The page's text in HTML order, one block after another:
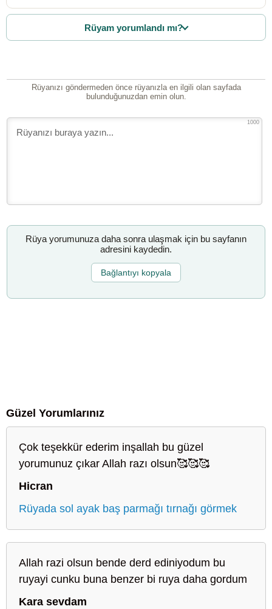
Rüyam yorumlandı mı?
Rüyanızı göndermeden önce rüyanızla en ilgili olan sayfada
bulunduğunuzdan emin olun.
1000
Rüya yorumunuza daha sonra ulaşmak için bu sayfanın
adresini kaydedin.
Bağlantıyı kopyala
Güzel Yorumlarınız
Çok teşekkür ederim inşallah bu güzel
yorumunuz çıkar Allah razı olsun🥰🥰🥰
Hicran
Rüyada sol ayak baş parmağı tırnağı görmek
Allah razi olsun bende derd ediniyodum bu
ruyayi cunku buna benzer bi ruya daha gordum
Kara sevdam